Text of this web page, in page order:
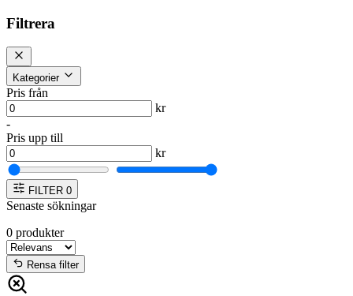
Filtrera
Kategorier
Pris från
kr
-
Pris upp till
kr
FILTER 0
Senaste sökningar
0 produkter
Rensa filter